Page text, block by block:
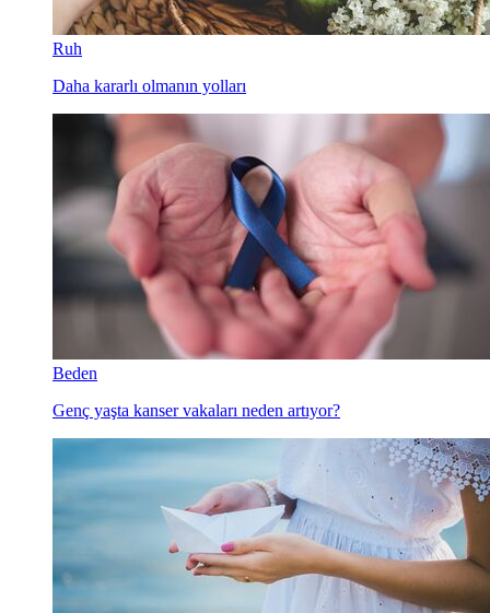
Ruh
Daha kararlı olmanın yolları
Beden
Genç yaşta kanser vakaları neden artıyor?